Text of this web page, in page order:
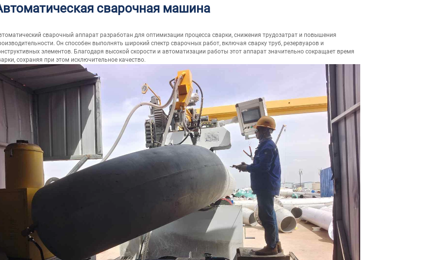
сварочная машина
сварочный аппарат разработан для оптимизации процесса сварки, снижения трудозатрат и повышения
Он способен выполнять широкий спектр сварочных работ, включая сварку труб, резервуаров и
элементов. Благодаря высокой скорости и автоматизации работы этот аппарат значительно сокращает время
сохраняя при этом исключительное качество.